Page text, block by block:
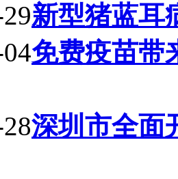
新型猪蓝耳
免费疫苗带
深圳市全面